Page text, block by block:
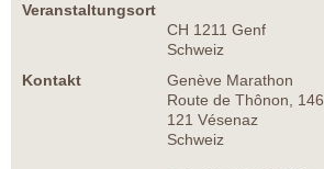
Veranstaltungsort
CH 1211 Genf
Schweiz
Kontakt
Genève Marathon
Route de Thônon, 146
121 Vésenaz
Schweiz